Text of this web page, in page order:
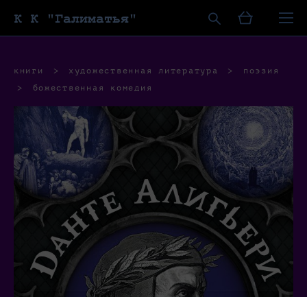
К К "Галиматья"
книги > художественная литература >
поэзия
>
божественная комедия